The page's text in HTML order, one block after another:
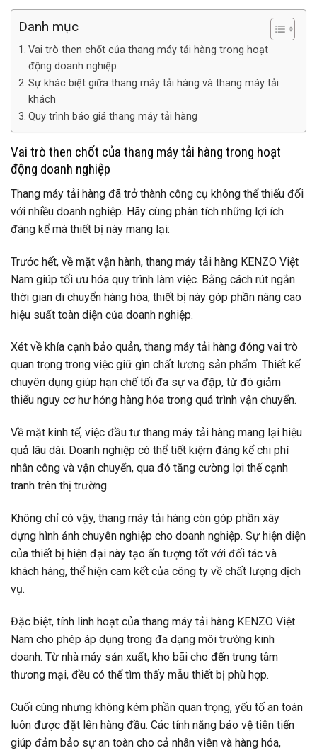
Danh mục
Vai trò then chốt của thang máy tải hàng trong hoạt
động doanh nghiệp
Sự khác biệt giữa thang máy tải hàng và thang máy tải
khách
Quy trình báo giá thang máy tải hàng
Vai trò then chốt của thang máy tải hàng trong hoạt
động doanh nghiệp
Thang máy tải hàng đã trở thành công cụ không thể thiếu đối
với nhiều doanh nghiệp. Hãy cùng phân tích những lợi ích
đáng kể mà thiết bị này mang lại:
Trước hết, về mặt vận hành, thang máy tải hàng KENZO Việt
Nam giúp tối ưu hóa quy trình làm việc. Bằng cách rút ngắn
thời gian di chuyển hàng hóa, thiết bị này góp phần nâng cao
hiệu suất toàn diện của doanh nghiệp.
Xét về khía cạnh bảo quản, thang máy tải hàng đóng vai trò
quan trọng trong việc giữ gìn chất lượng sản phẩm. Thiết kế
chuyên dụng giúp hạn chế tối đa sự va đập, từ đó giảm
thiểu nguy cơ hư hỏng hàng hóa trong quá trình vận chuyển.
Về mặt kinh tế, việc đầu tư thang máy tải hàng mang lại hiệu
quả lâu dài. Doanh nghiệp có thể tiết kiệm đáng kể chi phí
nhân công và vận chuyển, qua đó tăng cường lợi thế cạnh
tranh trên thị trường.
Không chỉ có vậy, thang máy tải hàng còn góp phần xây
dựng hình ảnh chuyên nghiệp cho doanh nghiệp. Sự hiện diện
của thiết bị hiện đại này tạo ấn tượng tốt với đối tác và
khách hàng, thể hiện cam kết của công ty về chất lượng dịch
vụ.
Đặc biệt, tính linh hoạt của thang máy tải hàng KENZO Việt
Nam cho phép áp dụng trong đa dạng môi trường kinh
doanh. Từ nhà máy sản xuất, kho bãi cho đến trung tâm
thương mại, đều có thể tìm thấy mẫu thiết bị phù hợp.
Cuối cùng nhưng không kém phần quan trọng, yếu tố an toàn
luôn được đặt lên hàng đầu. Các tính năng bảo vệ tiên tiến
giúp đảm bảo sự an toàn cho cả nhân viên và hàng hóa,